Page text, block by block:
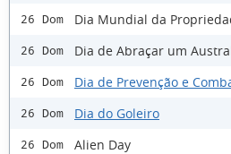
26 Dom Dia Mundial da
26 Dom Dia de Abraçar um
26 Dom Dia de Prevenção e
26 Dom Dia do Goleiro
26 Dom Alien Day